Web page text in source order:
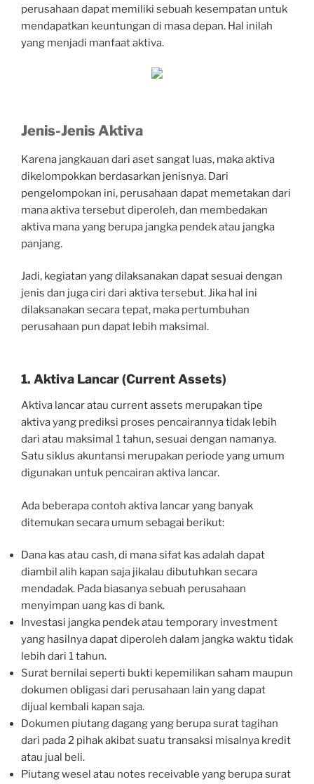
perusahaan dapat memiliki sebuah kesempatan untuk
mendapatkan keuntungan di masa depan. Hal inilah
yang menjadi manfaat aktiva.
Jenis-Jenis Aktiva
Karena jangkauan dari aset sangat luas, maka aktiva
dikelompokkan berdasarkan jenisnya. Dari
pengelompokan ini, perusahaan dapat memetakan dari
mana aktiva tersebut diperoleh, dan membedakan
aktiva mana yang berupa jangka pendek atau jangka
panjang.
Jadi, kegiatan yang dilaksanakan dapat sesuai dengan
jenis dan juga ciri dari aktiva tersebut. Jika hal ini
dilaksanakan secara tepat, maka pertumbuhan
perusahaan pun dapat lebih maksimal.
1. Aktiva Lancar (Current Assets)
Aktiva lancar atau current assets merupakan tipe
aktiva yang prediksi proses pencairannya tidak lebih
dari atau maksimal 1 tahun, sesuai dengan namanya.
Satu siklus akuntansi merupakan periode yang umum
digunakan untuk pencairan aktiva lancar.
Ada beberapa contoh aktiva lancar yang banyak
ditemukan secara umum sebagai berikut:
Dana kas atau cash, di mana sifat kas adalah dapat
diambil alih kapan saja jikalau dibutuhkan secara
mendadak. Pada biasanya sebuah perusahaan
menyimpan uang kas di bank.
Investasi jangka pendek atau temporary investment
yang hasilnya dapat diperoleh dalam jangka waktu tidak
lebih dari 1 tahun.
Surat bernilai seperti bukti kepemilikan saham maupun
dokumen obligasi dari perusahaan lain yang dapat
dijual kembali kapan saja.
Dokumen piutang dagang yang berupa surat tagihan
dari pada 2 pihak akibat suatu transaksi misalnya kredit
atau jual beli.
Piutang wesel atau notes receivable yang berupa surat